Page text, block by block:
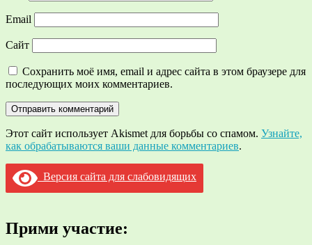
Email
Сайт
Сохранить моё имя, email и адрес сайта в этом браузере для
последующих моих комментариев.
Этот сайт использует Akismet для борьбы со спамом. Узнайте,
как обрабатываются ваши данные комментариев.
Версия сайта для слабовидящих
Прими участие: